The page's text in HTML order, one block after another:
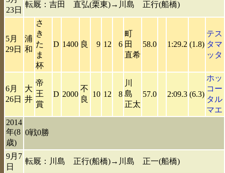
23日
転厩：吉田 直弘(栗東)→川島 正行(船橋)
5月
29日
浦
和
さ
き
た
ま
杯
D 1400 良 9 12 6
町
田
直希
58.0 1:29.2 (1.8)
テス
タマ
ッタ
6月
26日
大
井
帝
王
賞
D 2000
不
良
10 12 8
川
島
正太
57.0 2:09.3 (6.3)
ホッ
コー
タル
マエ
2014
年(8
歳)
0戦0勝
9月7
日
転厩：川島 正行(船橋)→川島 正一(船橋)